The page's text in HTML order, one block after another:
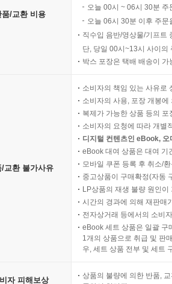
품/교환 비용
오늘 00시 ~ 06시 30분
오늘 06시 30분 이후 주
직수입 음반/영상물/기프트
단, 당일 00시~13시 사이의
박스 포장은 택배 배송이
/교환 불가사유
소비자의 책임 있는 사유로
소비자의 사용, 포장 개봉
복제가 가능한 상품 등의
소비자의 요청에 따라 개별
디지털 컨텐츠인 eBook,
eBook 대여 상품은 대여 기
모바일 쿠폰 등록 후 취소/
중고상품이 구매확정(자동
LP상품의 재생 불량 원인
시간의 경과에 의해 재판매
전자상거래 등에서의 소비
eBook 세트 상품은 일괄 구
1개의 상품으로 취급 및 판
우, 세트 상품 전부 및 세트
자 피해보상
상품의 불량에 의한 반품,